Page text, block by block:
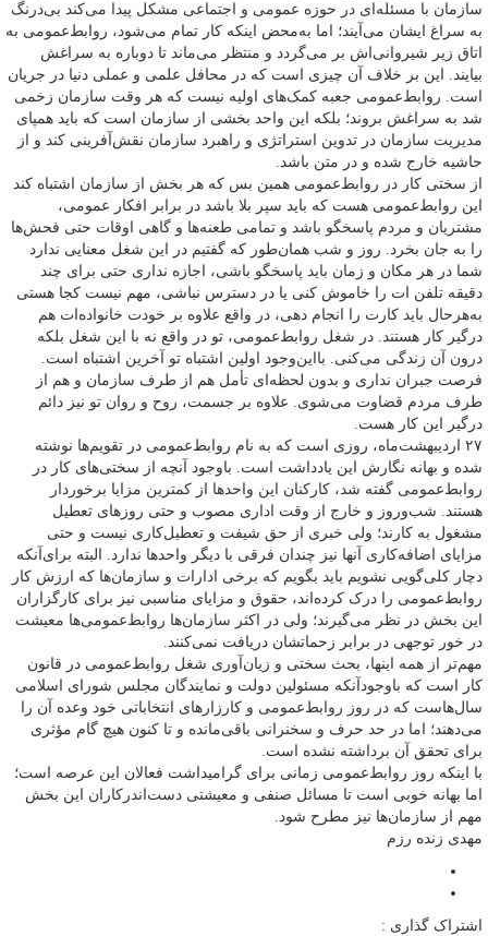
سازمان با مسئله‌ای در حوزه عمومی و اجتماعی مشکل پیدا می‌کند بی‌درنگ
به سراغ ایشان می‌آیند؛ اما به‌محض اینکه کار تمام می‌شود، روابط‌عمومی به
اتاق زیر شیروانی‌اش بر می‌گردد و منتظر می‌ماند تا دوباره به سراغش
بیایند. این بر خلاف آن چیزی است که در محافل علمی و عملی دنیا در جریان
است. روابط‌عمومی جعبه کمک‌های اولیه نیست که هر وقت سازمان زخمی
شد به سراغش بروند؛ بلکه این واحد بخشی از سازمان است که باید همپای
مدیریت سازمان در تدوین استراتژی و راهبرد سازمان نقش‌آفرینی کند و از
حاشیه خارج شده و در متن باشد.
از سختی کار در روابط‌عمومی همین بس که هر بخش از سازمان اشتباه کند
این روابط‌عمومی هست که باید سپر بلا باشد در برابر افکار عمومی،
مشتریان و مردم پاسخگو باشد و تمامی طعنه‌ها و گاهی اوقات حتی فحش‌ها
را به جان بخرد. روز و شب همان‌طور که گفتیم در این شغل معنایی ندارد
شما در هر مکان و زمان باید پاسخگو باشی، اجازه نداری حتی برای چند
دقیقه تلفن ات را خاموش کنی یا در دسترس نباشی، مهم نیست کجا هستی
به‌هرحال باید کارت را انجام دهی، در واقع علاوه بر خودت خانواده‌ات هم
درگیر کار هستند. در شغل روابط‌عمومی، تو در واقع نه با این شغل بلکه
درون آن زندگی می‌کنی. بااین‌وجود اولین اشتباه تو آخرین اشتباه است.
فرصت جبران نداری و بدون لحظه‌ای تأمل هم از طرف سازمان و هم از
طرف مردم قضاوت می‌شوی. علاوه بر جسمت، روح و روان تو نیز دائم
درگیر این کار هست.
۲۷ اردیبهشت‌ماه، روزی است که به نام روابط‌عمومی در تقویم‌ها نوشته
شده و بهانه نگارش این یادداشت است. باوجود آنچه از سختی‌های کار در
روابط‌عمومی گفته شد، کارکنان این واحدها از کمترین مزایا برخوردار
هستند. شب‌وروز و خارج از وقت اداری مصوب و حتی روزهای تعطیل
مشغول به کارند؛ ولی خبری از حق شیفت و تعطیل‌کاری نیست و حتی
مزایای اضافه‌کاری آنها نیز چندان فرقی با دیگر واحدها ندارد. البته برای‌آنکه
دچار کلی‌گویی نشویم باید بگویم که برخی ادارات و سازمان‌ها که ارزش کار
روابط‌عمومی را درک کرده‌اند، حقوق و مزایای مناسبی نیز برای کارگزاران
این بخش در نظر می‌گیرند؛ ولی در اکثر سازمان‌ها روابط‌عمومی‌ها معیشت
در خور توجهی در برابر زحماتشان دریافت نمی‌کنند.
مهم‌تر از همه اینها، بحث سختی و زیان‌آوری شغل روابط‌عمومی در قانون
کار است که باوجودآنکه مسئولین دولت و نمایندگان مجلس شورای اسلامی
سال‌هاست که در روز روابط‌عمومی و کارزارهای انتخاباتی خود وعده آن را
می‌دهند؛ اما در حد حرف و سخنرانی باقی‌مانده و تا کنون هیچ گام مؤثری
برای تحقق آن برداشته نشده است.
با اینکه روز روابط‌عمومی زمانی برای گرامیداشت فعالان این عرصه است؛
اما بهانه خوبی است تا مسائل صنفی و معیشتی دست‌اندرکاران این بخش
مهم از سازمان‌ها نیز مطرح شود.
مهدی زنده رزم
اشتراک گذاری :